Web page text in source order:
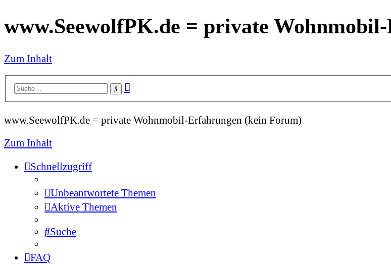
www.SeewolfPK.de = private
Zum Inhalt
SucheErweiterte
www.SeewolfPK.de = private Wohnmobil-Erfahrungen (kein Forum)
Zum Inhalt
Schnellzugriff
Unbeantwortete Themen
Aktive Themen
Suche
FAQ